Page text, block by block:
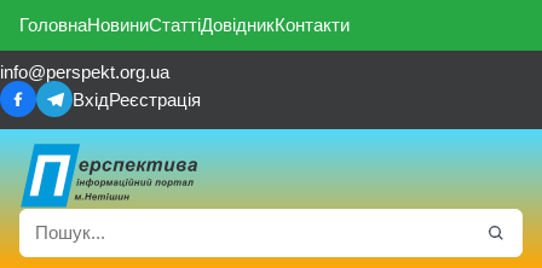
ГоловнаНовиниСтаттіДовідникКонтакти
info@perspekt.org.ua
ВхідРеєстрація